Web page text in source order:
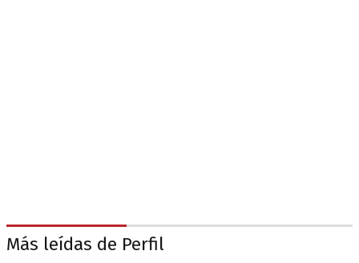
Más leídas de Perfil